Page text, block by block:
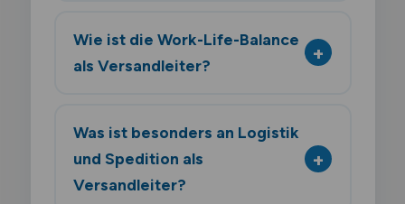
Wie ist die Work-Life-Balance
als Versandleiter?
Was ist besonders an Logistik
und Spedition als
Versandleiter?